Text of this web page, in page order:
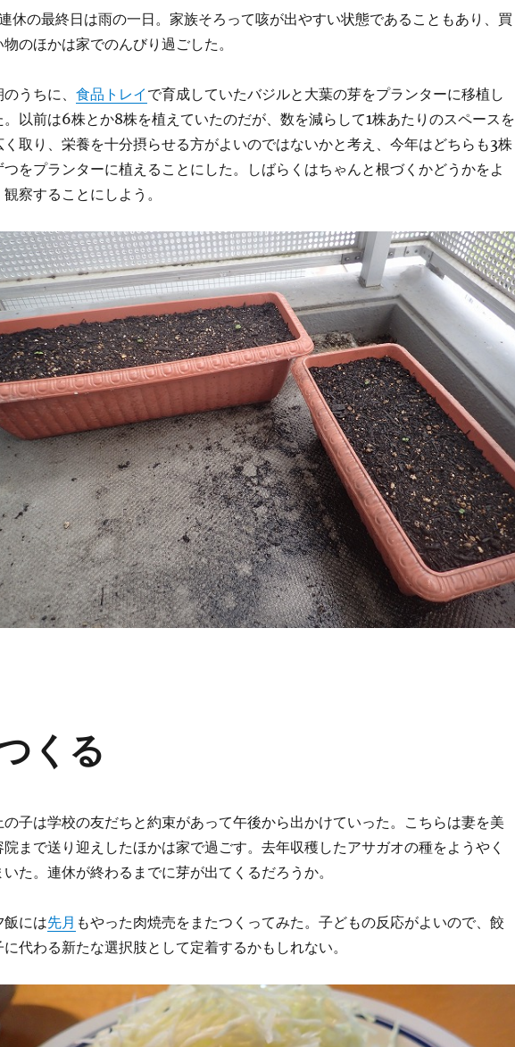
休の最終日は雨の一日。家族そろって咳が出やすい状態であることもあり、買
物のほかは家でのんびり過ごした。
うちに、 食品トレイ で育成していたバジルと大葉の芽をプランターに移植し
。以前は6株とか8株を植えていたのだが、数を減らして1株あたりのスペースを
く取り、栄養を十分摂らせる方がよいのではないかと考え、今年はどちらも3株
つをプランターに植えることにした。しばらくはちゃんと根づくかどうかをよ
観察することにしよう。
くる
の子は学校の友だちと約束があって午後から出かけていった。こちらは妻を美
院まで送り迎えしたほかは家で過ごす。去年収穫したアサガオの種をようやく
いた。連休が終わるまでに芽が出てくるだろうか。
飯には先月 もやった肉焼売をまたつくってみた。子どもの反応がよいので、餃
に代わる新たな選択肢として定着するかもしれない。